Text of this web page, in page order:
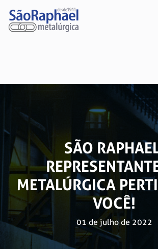
SÃO
METALÚRGICA
VOCÊ!
01 de julho de 2022